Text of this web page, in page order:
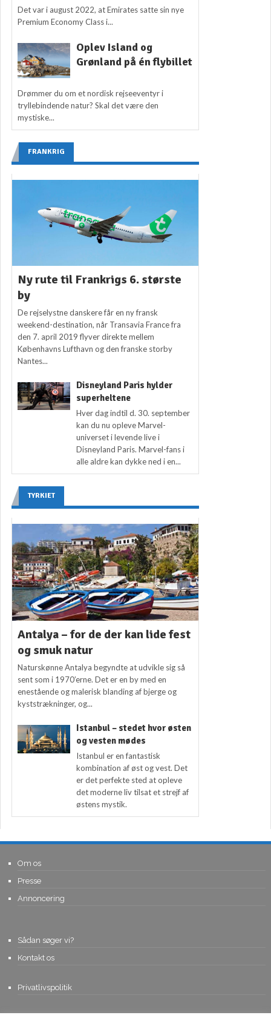
Det var i august 2022, at Emirates satte sin nye
Premium Economy Class i...
Oplev Island og
Grønland på én flybillet
Drømmer du om et nordisk rejseeventyr i
tryllebindende natur? Skal det være den
mystiske...
FRANKRIG
Ny rute til Frankrigs 6. største
by
De rejselystne danskere får en ny fransk
weekend-destination, når Transavia France fra
den 7. april 2019 flyver direkte mellem
Københavns Lufthavn og den franske storby
Nantes...
Disneyland Paris hylder
superheltene
Hver dag indtil d. 30. september
kan du nu opleve Marvel-
universet i levende live i
Disneyland Paris. Marvel-fans i
alle aldre kan dykke ned i en...
TYRKIET
Antalya – for de der kan lide fest
og smuk natur
Naturskønne Antalya begyndte at udvikle sig så
sent som i 1970’erne. Det er en by med en
enestående og malerisk blanding af bjerge og
kyststrækninger, og...
Istanbul – stedet hvor østen
og vesten mødes
Istanbul er en fantastisk
kombination af øst og vest. Det
er det perfekte sted at opleve
det moderne liv tilsat et strejf af
østens mystik.
Om os
Presse
Annoncering
Sådan søger vi?
Kontakt os
Privatlivspolitik